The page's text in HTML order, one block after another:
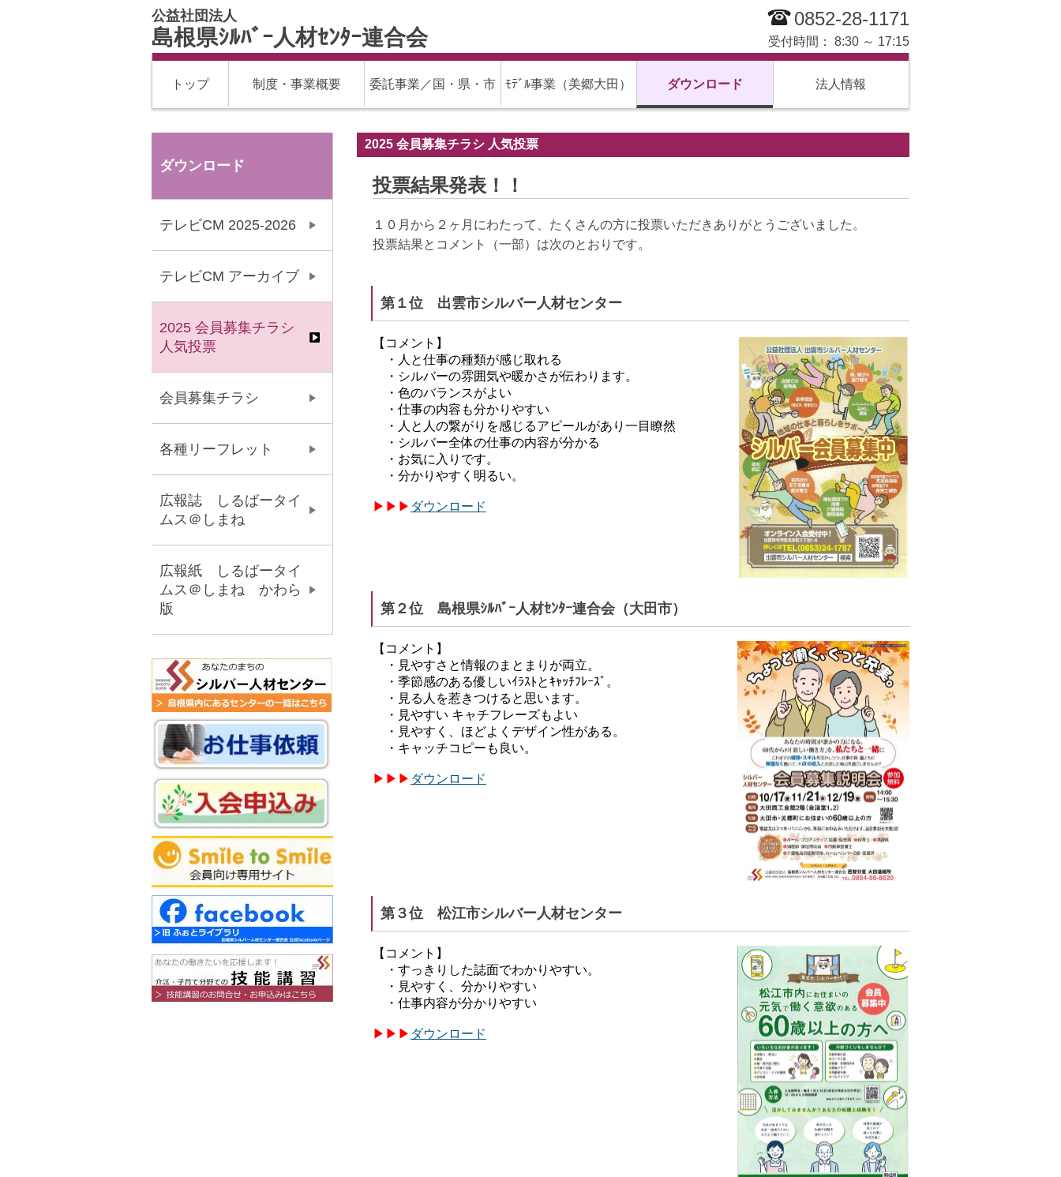
公益社団法人
島根県ｼﾙﾊﾞｰ人材ｾﾝﾀｰ連合会
0852-28-1171
受付時間： 8:30 ～ 17:15
トップ 制度・事業概要 委託事業／国・県・市 ﾓﾃﾞﾙ事業（美郷大田） ダウンロード 法人情報
2025 会員募集チラシ 人気投票
投票結果発表！！
１０月から２ヶ月にわたって、たくさんの方に投票いただきありがとうございました。
投票結果とコメント（一部）は次のとおりです。
第１位 出雲市シルバー人材センター
【コメント】
・人と仕事の種類が感じ取れる
・シルバーの雰囲気や暖かさが伝わります。
・色のバランスがよい
・仕事の内容も分かりやすい
・人と人の繋がりを感じるアピールがあり一目瞭然
・シルバー全体の仕事の内容が分かる
・お気に入りです。
・分かりやすく明るい。
▶ ▶ ▶ ダウンロード
第２位 島根県ｼﾙﾊﾞｰ人材ｾﾝﾀｰ連合会（大田市）
【コメント】
・見やすさと情報のまとまりが両立。
・季節感のある優しいｲﾗｽﾄとｷｬｯﾁﾌﾚｰｽﾞ。
・見る人を惹きつけると思います。
・見やすい キャチフレーズもよい
・見やすく、ほどよくデザイン性がある。
・キャッチコピーも良い。
▶ ▶ ▶ ダウンロード
第３位 松江市シルバー人材センター
【コメント】
・すっきりした誌面でわかりやすい。
・見やすく、分かりやすい
・仕事内容が分かりやすい
▶ ▶ ▶ ダウンロード
ダウンロード
テレビCM 2025-2026
テレビCM アーカイブ
2025 会員募集チラシ
人気投票
会員募集チラシ
各種リーフレット
広報誌 しるばータイ
ムス＠しまね
広報紙 しるばータイ
ムス＠しまね かわら
版